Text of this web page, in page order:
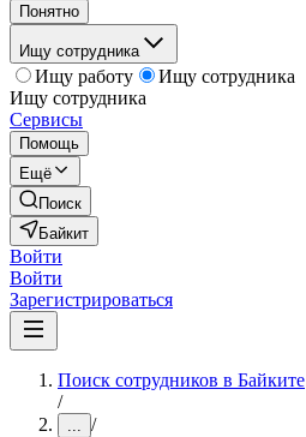
Понятно
Ищу сотрудника
Ищу работу
Ищу сотрудника
Ищу сотрудника
Сервисы
Помощь
Ещё
Поиск
Байкит
Войти
Войти
Зарегистрироваться
Поиск сотрудников в Байките
/
... /